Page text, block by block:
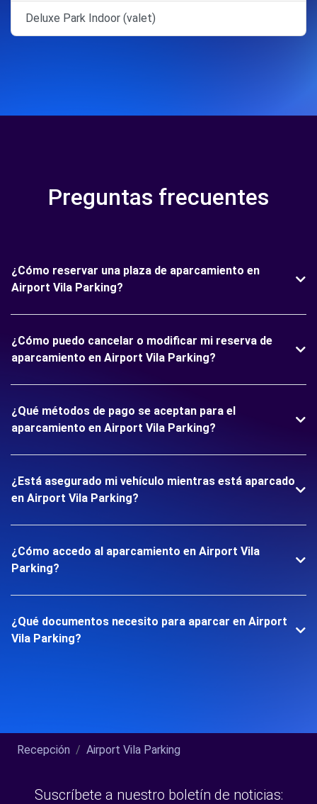
Deluxe Park Indoor (valet)
Preguntas frecuentes
¿Cómo reservar una plaza de aparcamiento en
Airport Vila Parking?
¿Cómo puedo cancelar o modificar mi reserva de
aparcamiento en Airport Vila Parking?
¿Qué métodos de pago se aceptan para el
aparcamiento en Airport Vila Parking?
¿Está asegurado mi vehículo mientras está aparcado
en Airport Vila Parking?
¿Cómo accedo al aparcamiento en Airport Vila
Parking?
¿Qué documentos necesito para aparcar en Airport
Vila Parking?
Recepción Airport Vila Parking
Suscríbete a nuestro boletín de noticias: